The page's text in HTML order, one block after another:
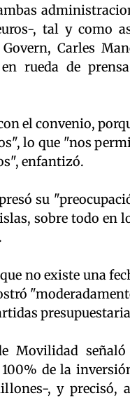
, tal y como
Carles
rueda de
el convenio,
lo que "nos
enfantizó.
su
sobre todo en
no existe una
Movilidad
de la
, y precisó,